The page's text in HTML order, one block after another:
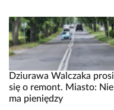
Dziurawa Walczaka prosi
się o remont. Miasto: Nie
ma pieniędzy